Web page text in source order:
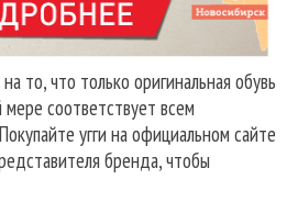
то, что только оригинальная обувь
мере соответствует всем
угги на официальном сайте
бренда, чтобы